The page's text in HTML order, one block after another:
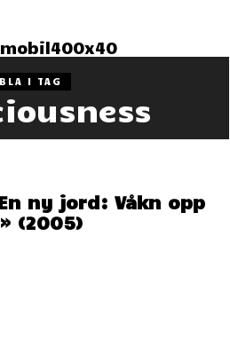
BLA I TAG
ny jord: Våkn opp
(2005)